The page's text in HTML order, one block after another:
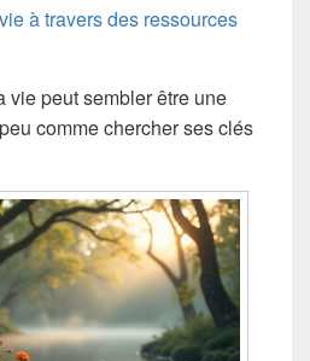
à travers des ressources
vie peut sembler être une
comme chercher ses clés